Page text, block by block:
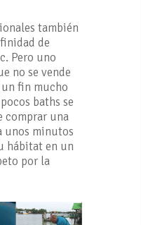
también
de
Pero uno
no se vende
fin mucho
baths se
comprar una
unos minutos
hábitat en un
por la